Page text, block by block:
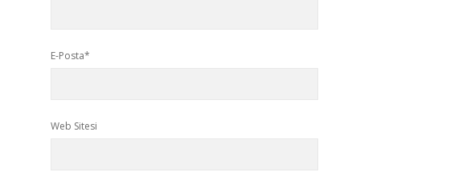
E-Posta*
Web Sitesi